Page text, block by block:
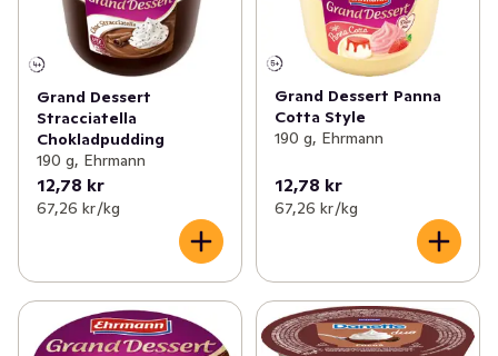
Grand Dessert
Stracciatella
Chokladpudding
190 g, Ehrmann
12,78 kr
67,26 kr /kg
Grand Dessert Panna
Cotta Style
190 g, Ehrmann
12,78 kr
67,26 kr /kg